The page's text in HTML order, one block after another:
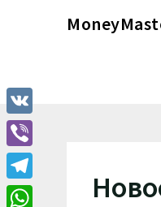
VK
Viber
Telegram